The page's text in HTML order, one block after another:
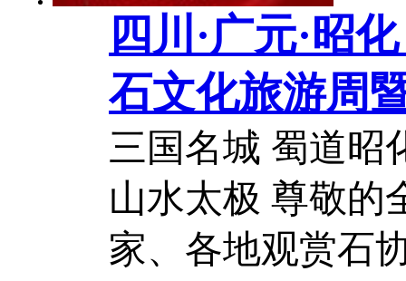
四川·广元·昭
石文化旅游周
作品…
三国名城 蜀道昭
山水太极 尊敬的
家、各地观赏石